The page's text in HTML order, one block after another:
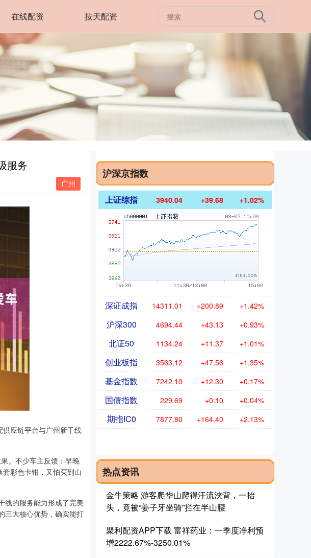
在线配资 按天配资
服务
广州
应链平台与广州新干线
。不少车主反馈：早晚
彩色卡钳，又怕买到山
线的服务能力形成了完美
三大核心优势，确实能打
沪深京指数
上证综指 3940.04 +39.68 +1.02%
深证成指 14311.01 +200.89 +1.42%
沪深300 4694.44 +43.13 +0.93%
北证50 1134.24 +11.37 +1.01%
创业板指 3563.12 +47.56 +1.35%
基金指数 7242.10 +12.30 +0.17%
国债指数 229.69 +0.10 +0.04%
期指IC0 7877.80 +164.40 +2.13%
热点资讯
金牛策略 游客爬华山爬得汗流浃背，一抬
头，竟被“姜子牙坐骑”拦在半山腰
聚利配资APP下载 富祥药业：一季度净利预
增2222.67%-3250.01%